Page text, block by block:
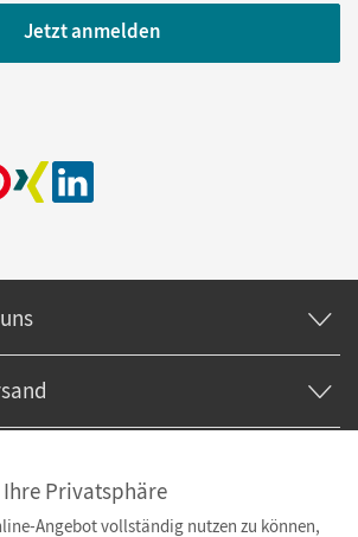
Jetzt anmelden
Privatsphäre
Angebot vollständig nutzen zu können,